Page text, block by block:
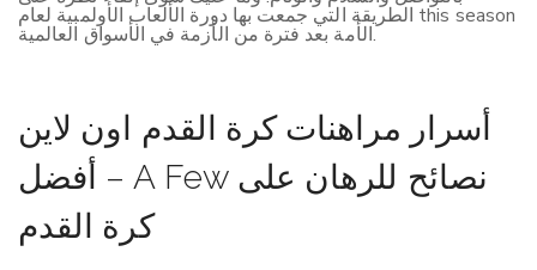
الطريقة التي جمعت بها دورة الألعاب الأولمبية لعام this season
الأمة بعد فترة من الأزمة في الأسواق العالمية.
أسرار مراهنات كرة القدم اون لاين
– أفضل A Few نصائح للرهان على
كرة القدم